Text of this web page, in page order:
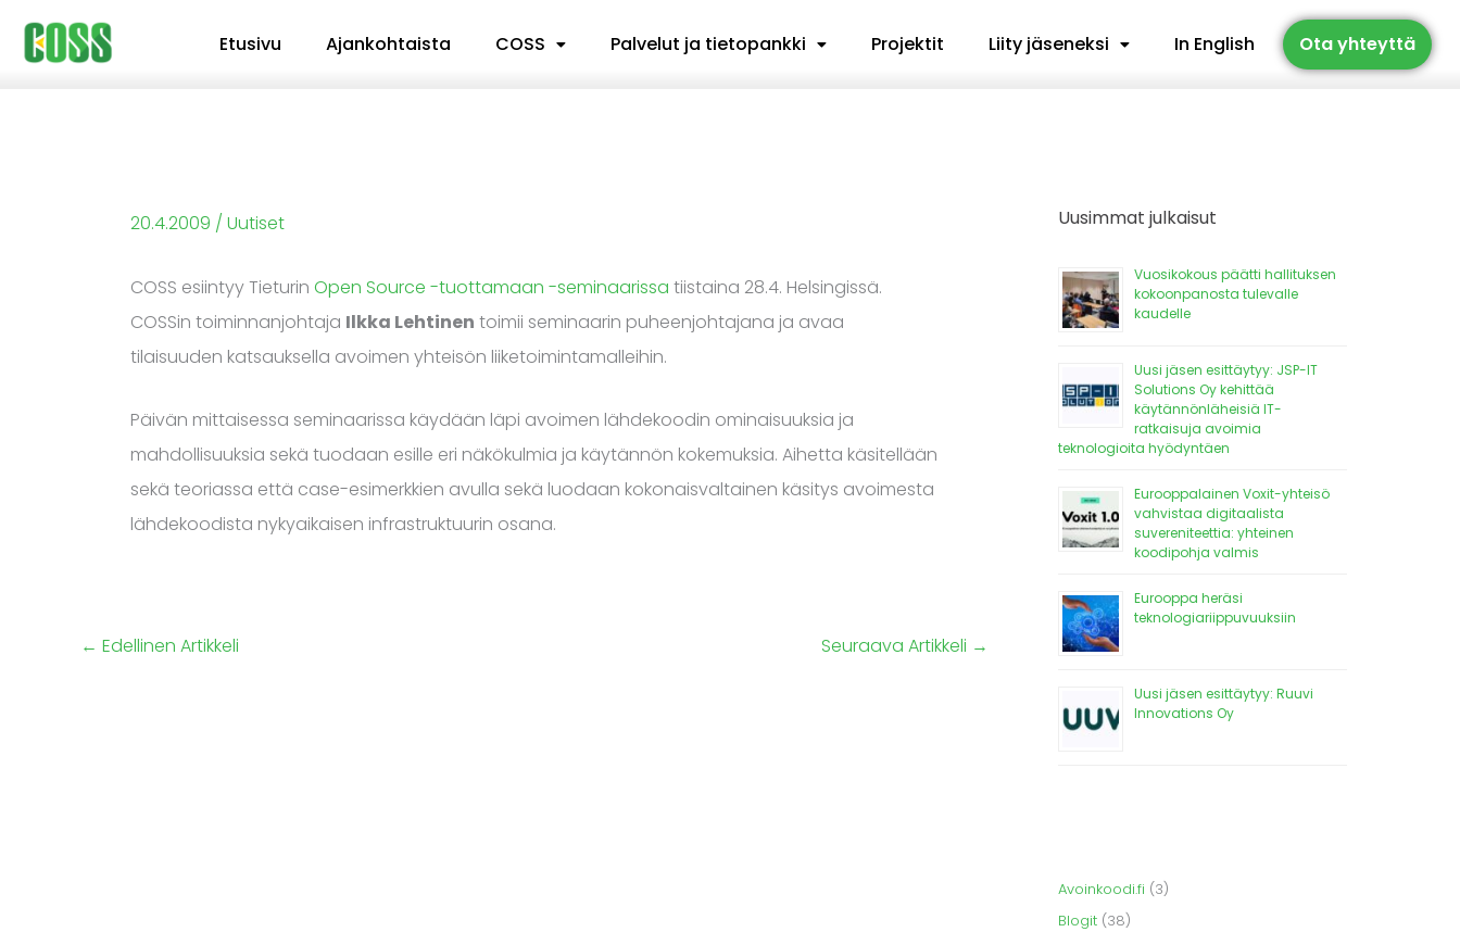
Siirry
sisältöön
Etusivu Ajankohtaista COSS Palvelut ja tietopankki Projektit Liity jäseneksi In English Ota yhteyttä
20.4.2009 / Uutiset
COSS esiintyy Tieturin Open Source -tuottamaan -seminaarissa tiistaina 28.4. Helsingissä.
COSSin toiminnanjohtaja Ilkka Lehtinen toimii seminaarin puheenjohtajana ja avaa
tilaisuuden katsauksella avoimen yhteisön liiketoimintamalleihin.
Päivän mittaisessa seminaarissa käydään läpi avoimen lähdekoodin ominaisuuksia ja
mahdollisuuksia sekä tuodaan esille eri näkökulmia ja käytännön kokemuksia. Aihetta käsitellään
sekä teoriassa että case-esimerkkien avulla sekä luodaan kokonaisvaltainen käsitys avoimesta
lähdekoodista nykyaikaisen infrastruktuurin osana.
← Edellinen Artikkeli Seuraava Artikkeli →
Uusimmat julkaisut
Vuosikokous päätti hallituksen
kokoonpanosta tulevalle
kaudelle
Uusi jäsen esittäytyy: JSP-IT
Solutions Oy kehittää
käytännönläheisiä IT-
ratkaisuja avoimia
teknologioita hyödyntäen
Eurooppalainen Voxit-yhteisö
vahvistaa digitaalista
suvereniteettia: yhteinen
koodipohja valmis
Eurooppa heräsi
teknologiariippuvuuksiin
Uusi jäsen esittäytyy: Ruuvi
Innovations Oy
Avoinkoodi.fi (3)
Blogit (38)